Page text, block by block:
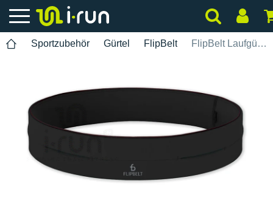
Sportzubehör Gürtel FlipBelt FlipBelt Laufgürtel